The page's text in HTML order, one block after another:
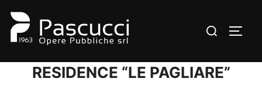
contenuto
Cerca
RESIDENCE “LE PAGLIARE”